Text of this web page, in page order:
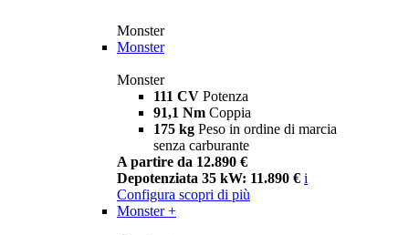
Monster
Monster
Monster
111 CV Potenza
91,1 Nm Coppia
175 kg Peso in ordine di marcia
senza carburante
A partire da 12.890 €
Depotenziata 35 kW: 11.890 € i
Configura scopri di più
Monster +